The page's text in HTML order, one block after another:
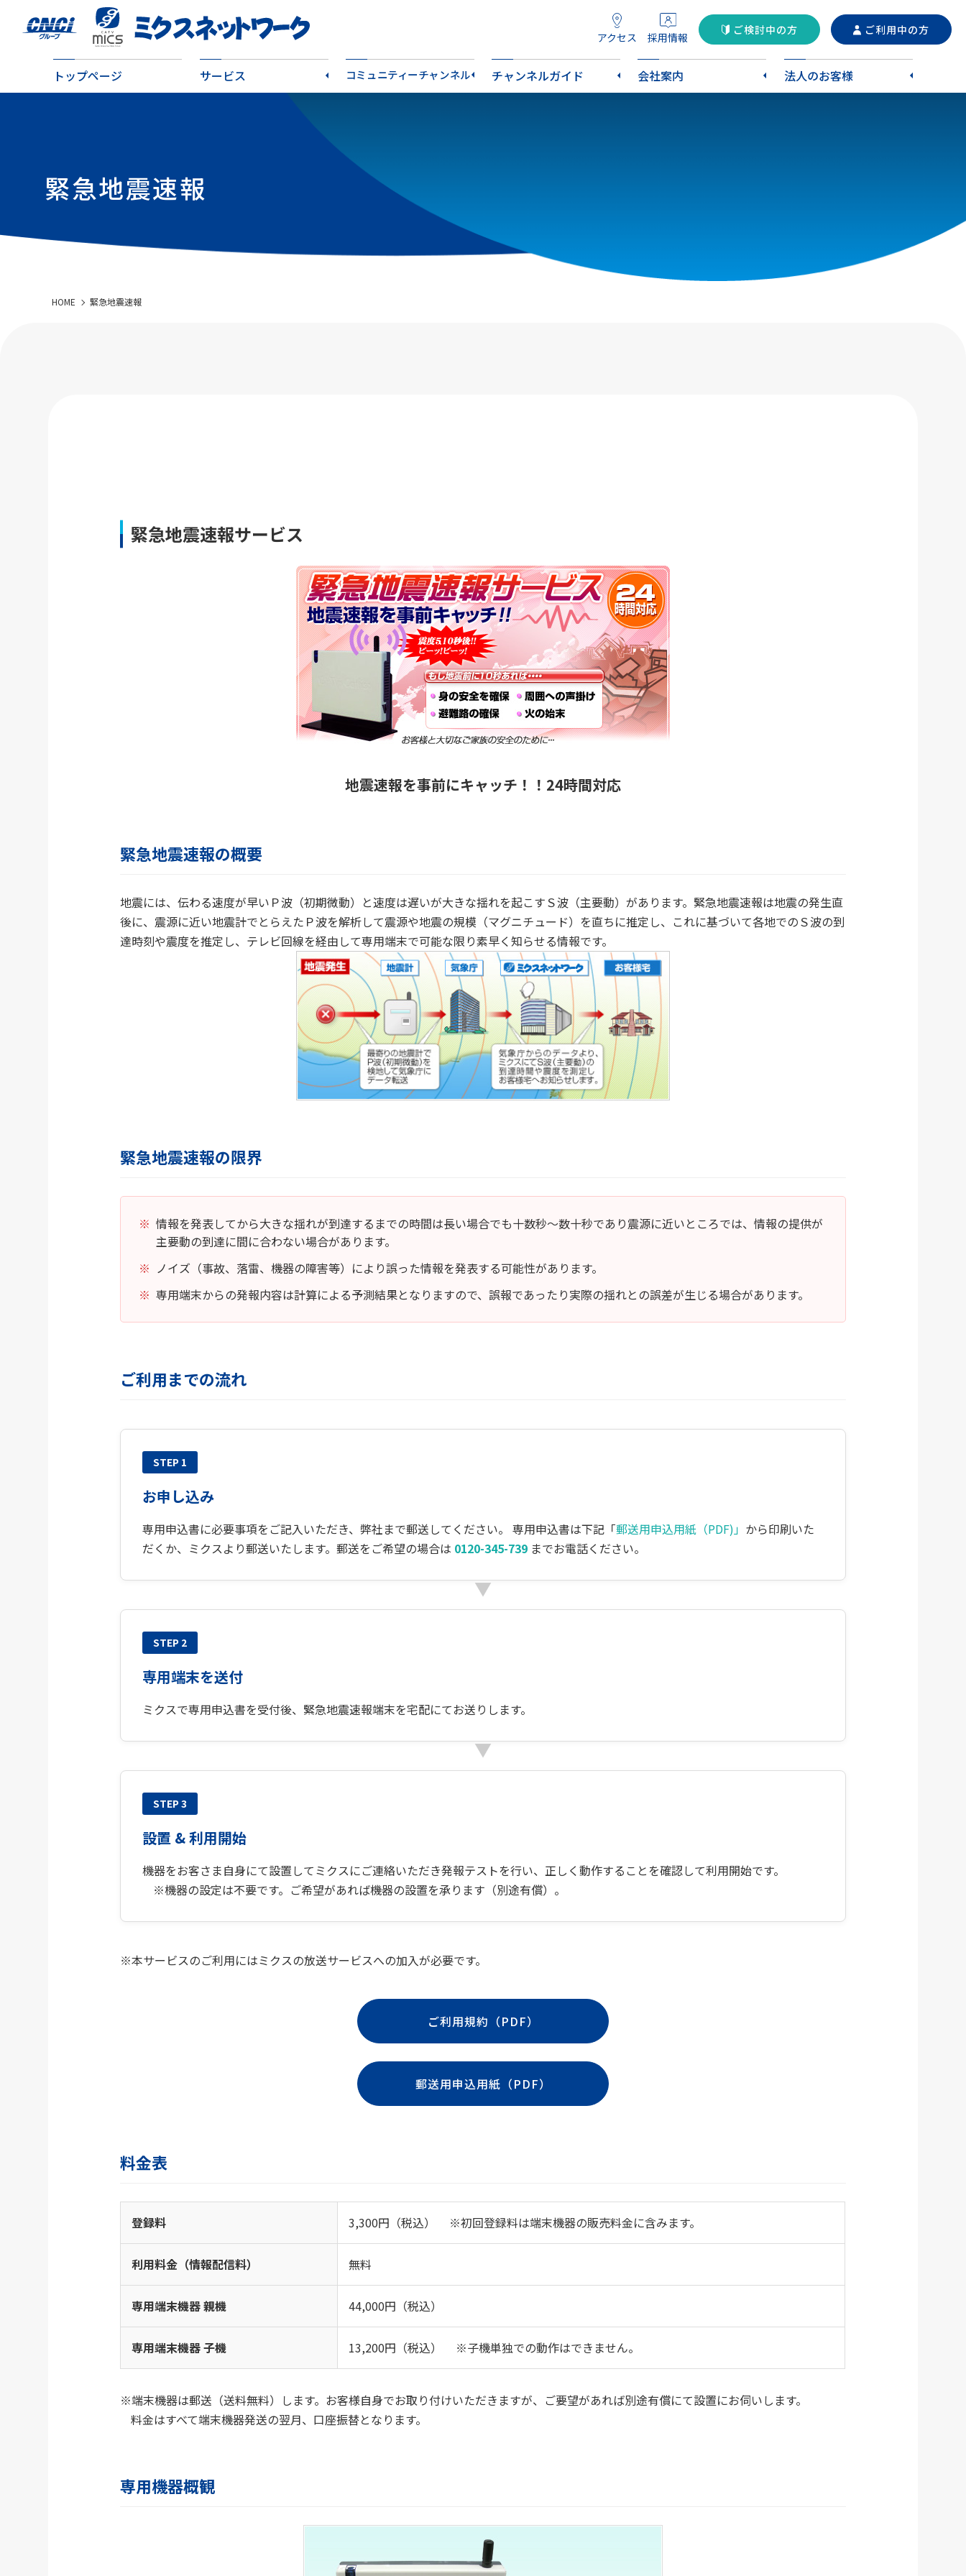
アクセス 採用情報
ご検討中の方 ご利用中の方
トップページ サービス コミュニティーチャンネル チャンネルガイド 会社案内 法人のお客様
緊急地震速報
HOME 緊急地震速報
緊急地震速報サービス
地震速報を事前にキャッチ！！24時間対応
緊急地震速報の概要
地震には、伝わる速度が早いＰ波（初期微動）と速度は遅いが大きな揺れを起こすＳ波（主要動）があります。緊急地震速報は地震の発生直
後に、震源に近い地震計でとらえたＰ波を解析して震源や地震の規模（マグニチュード）を直ちに推定し、これに基づいて各地でのＳ波の到
達時刻や震度を推定し、テレビ回線を経由して専用端末で可能な限り素早く知らせる情報です。
緊急地震速報の限界
情報を発表してから大きな揺れが到達するまでの時間は長い場合でも十数秒～数十秒であり震源に近いところでは、情報の提供が
主要動の到達に間に合わない場合があります。
ノイズ（事故、落雷、機器の障害等）により誤った情報を発表する可能性があります。
専用端末からの発報内容は計算による予測結果となりますので、誤報であったり実際の揺れとの誤差が生じる場合があります。
ご利用までの流れ
STEP 1
お申し込み
専用申込書に必要事項をご記入いただき、弊社まで郵送してください。 専用申込書は下記「郵送用申込用紙（PDF)」 から印刷いた
だくか、ミクスより郵送いたします。郵送をご希望の場合は 0120-345-739 までお電話ください。
STEP 2
専用端末を送付
ミクスで専用申込書を受付後、緊急地震速報端末を宅配にてお送りします。
STEP 3
設置 & 利用開始
機器をお客さま自身にて設置してミクスにご連絡いただき発報テストを行い、正しく動作することを確認して利用開始です。
機器の設定は不要です。ご希望があれば機器の設置を承ります（別途有償）。
本サービスのご利用にはミクスの放送サービスへの加入が必要です。
ご利用規約（PDF）
郵送用申込用紙（PDF）
料金表
登録料 3,300円（税込） 初回登録料は端末機器の販売料金に含みます。
利用料金（情報配信料） 無料
専用端末機器 親機 44,000円（税込）
専用端末機器 子機 13,200円（税込） 子機単独での動作はできません。
端末機器は郵送（送料無料）します。お客様自身でお取り付けいただきますが、ご要望があれば別途有償にて設置にお伺いします。
料金はすべて端末機器発送の翌月、口座振替となります。
専用機器概観